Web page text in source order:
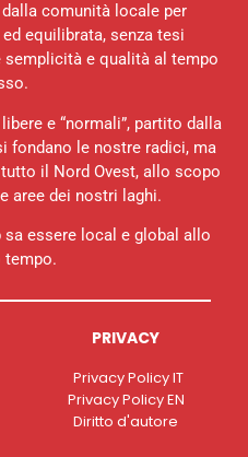
comunità locale per
equilibrata, senza tesi
e qualità al tempo
e “normali”, partito dalla
fondano le nostre radici, ma
il Nord Ovest, allo scopo
aree dei nostri laghi.
essere local e global allo
tempo.
PRIVACY
Privacy Policy IT
Privacy Policy EN
Diritto d'autore